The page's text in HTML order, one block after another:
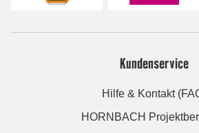
Kundenservice
Hilfe & Kontakt
HORNBACH